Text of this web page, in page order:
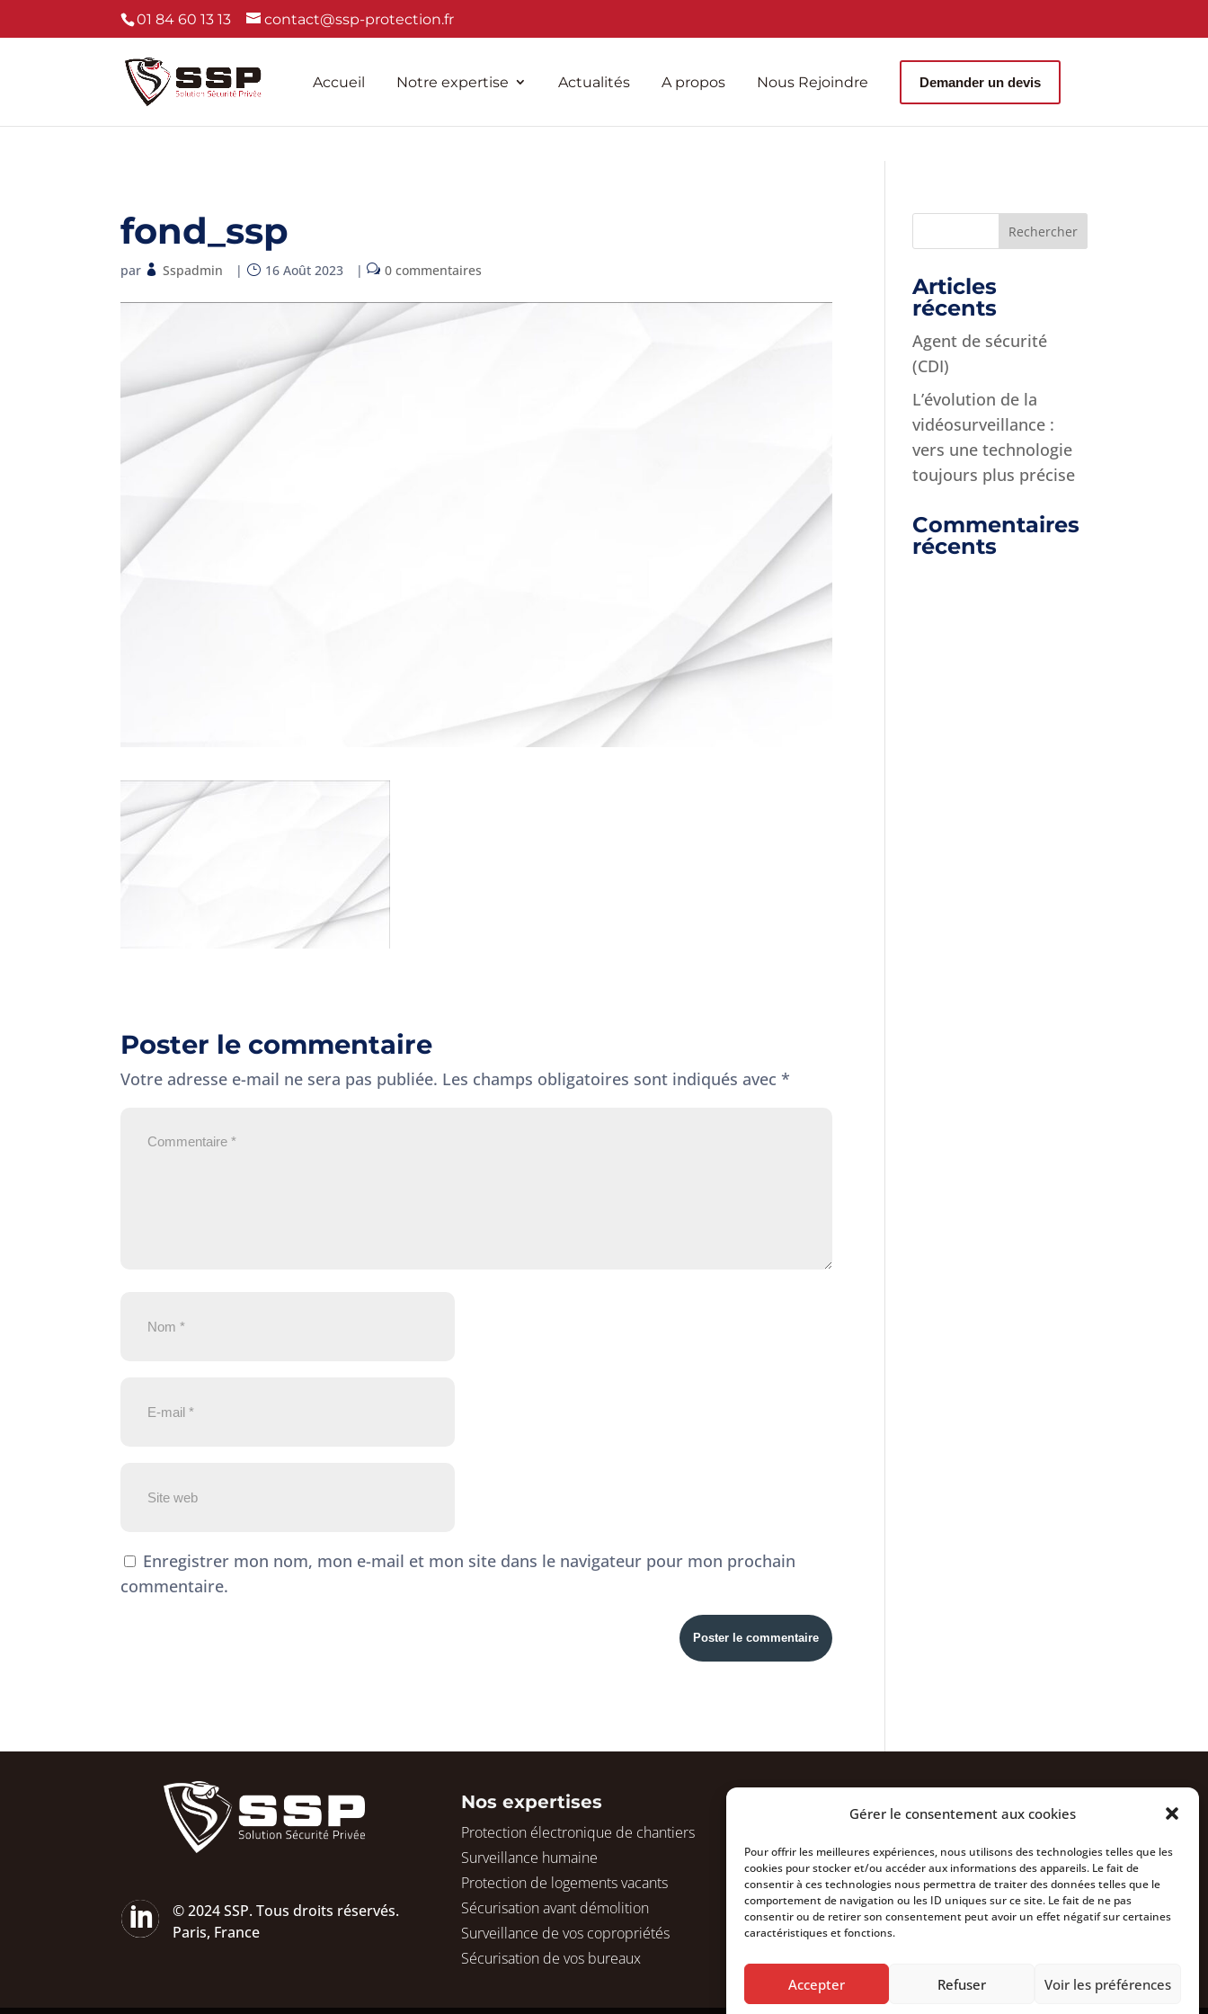
Gérer le consentement aux cookies
Pour offrir les meilleures expériences, nous utilisons des technologies telles que les
cookies pour stocker et/ou accéder aux informations des appareils. Le fait de
consentir à ces technologies nous permettra de traiter des données telles que le
comportement de navigation ou les ID uniques sur ce site. Le fait de ne pas
consentir ou de retirer son consentement peut avoir un effet négatif sur certaines
caractéristiques et fonctions.
Accepter Refuser Voir les préférences
01 84 60 13 13 contact@ssp-protection.fr
Accueil Notre expertise Actualités A propos Nous Rejoindre Demander un devis
fond_ssp
par Sspadmin | 16 Août 2023 | 0 commentaires
Poster le commentaire
Votre adresse e-mail ne sera pas publiée. Les champs obligatoires sont indiqués avec*
Enregistrer mon nom, mon e-mail et mon site dans le navigateur pour mon prochain
commentaire.
Articles
récents
Agent de sécurité
(CDI)
L’évolution de la
vidéosurveillance :
vers une technologie
toujours plus précise
Commentaires
récents

© 2024 SSP. Tous droits réservés.
Paris, France
Nos expertises
Protection électronique de chantiers
Surveillance humaine
Protection de logements vacants
Sécurisation avant démolition
Surveillance de vos copropriétés
Sécurisation de vos bureaux
Nous rejoindre
À propos
Contact